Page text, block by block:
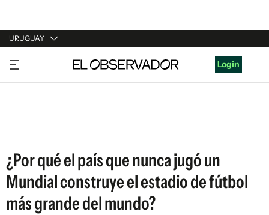
URUGUAY
URUGUAY
ARGENTINA
Login
¿Por qué el país que nunca jugó un
Mundial construye el estadio de fútbol
más grande del mundo?